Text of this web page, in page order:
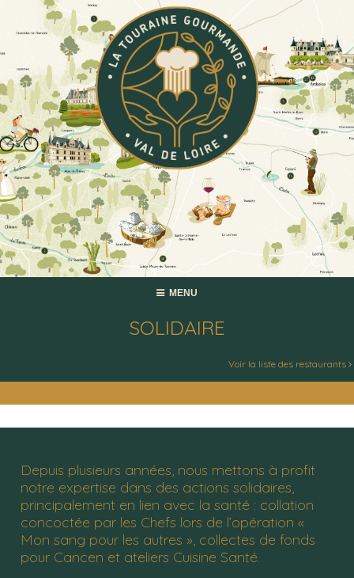
MENU
SOLIDAIRE
Voir la liste des restaurants
Depuis plusieurs années, nous mettons à profit
notre expertise dans des actions solidaires,
principalement en lien avec la santé : collation
concoctée par les Chefs lors de l’opération «
Mon sang pour les autres », collectes de fonds
pour Cancen et ateliers Cuisine Santé.